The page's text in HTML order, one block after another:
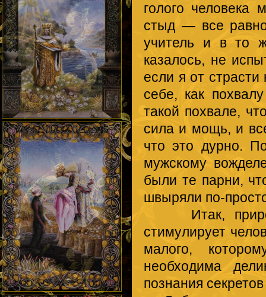
голого
стыд — все
учитель и в то
казалось, не
если я от страсти
себе, как
такой похвале,
сила и мощь, и
что это дурно.
мужскому
были те парни,
швыряли по-
Итак,
стимулирует
малого,
необходима
познания